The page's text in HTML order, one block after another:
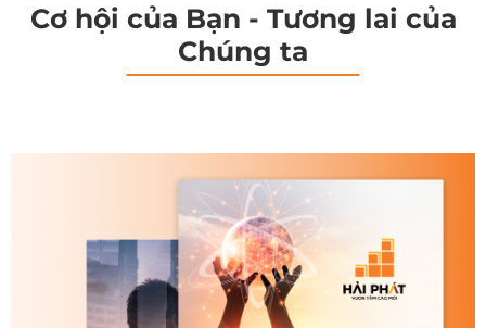
Cơ hội của Bạn - Tương lai của
Chúng ta